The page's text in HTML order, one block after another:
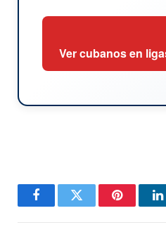
Ver cubanos en
FacebookTwitter Pinterest